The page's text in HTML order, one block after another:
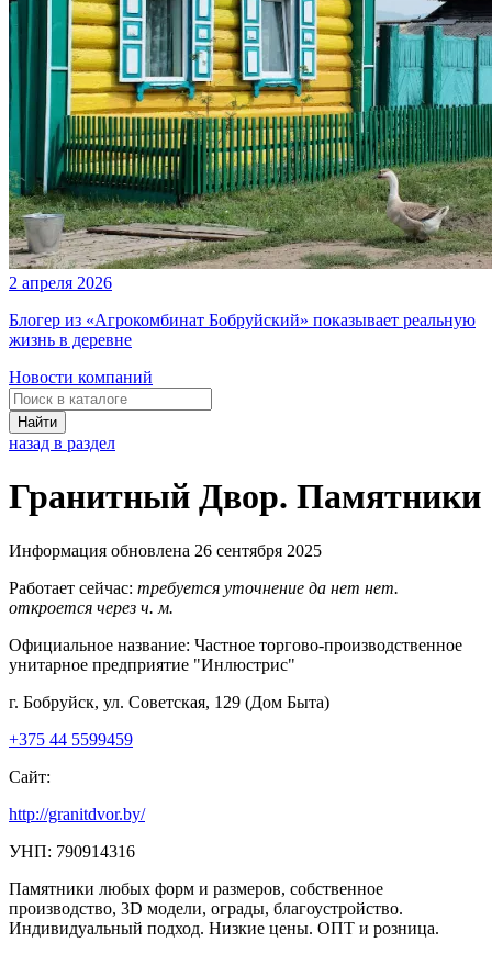
2 апреля 2026
Блогер из «Агрокомбинат Бобруйский» показывает реальную
жизнь в деревне
Новости компаний
Найти
назад в раздел
Гранитный Двор. Памятники
Информация обновлена 26 сентября 2025
Работает сейчас: требуется уточнение да нет нет.
откроется через ч. м.
Официальное название: Частное торгово-производственное
унитарное предприятие "Инлюстрис"
г. Бобруйск, ул. Советская, 129 (Дом Быта)
+375 44 5599459
Сайт:
http://granitdvor.by/
УНП: 790914316
Памятники любых форм и размеров, собственное
производство, 3D модели, ограды, благоустройство.
Индивидуальный подход. Низкие цены. ОПТ и розница.